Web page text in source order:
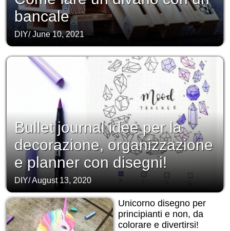
bancale
DIY/June 10, 2021
Bullet journal idee per la
decorazione, organizzazione
e planner con disegni!
DIY/August 13, 2020
Unicorno disegno per
principianti e non, da
colorare e divertirsi!